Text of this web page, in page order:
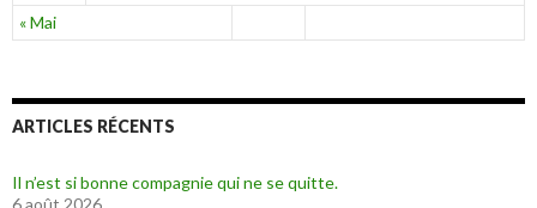
« Mai
ARTICLES RÉCENTS
Il n’est si bonne compagnie qui ne se quitte.